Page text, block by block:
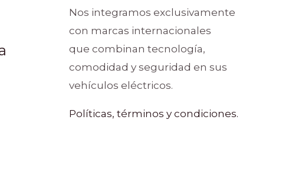
Nos integramos exclusivamente
con marcas internacionales
que combinan tecnología,
comodidad y seguridad en sus
vehículos eléctricos.
Políticas, términos y condiciones.